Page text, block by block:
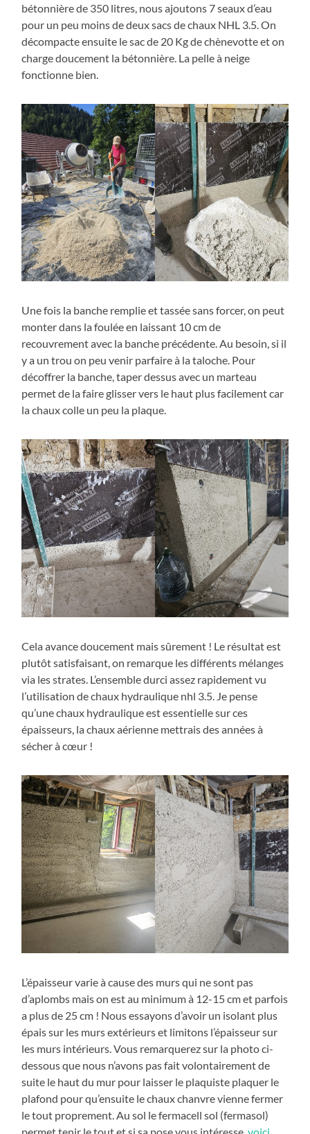
bétonnière de 350 litres, nous ajoutons 7 seaux d’eau
pour un peu moins de deux sacs de chaux NHL 3.5. On
décompacte ensuite le sac de 20 Kg de chènevotte et on
charge doucement la bétonnière. La pelle à neige
fonctionne bien.
Une fois la banche remplie et tassée sans forcer, on peut
monter dans la foulée en laissant 10 cm de
recouvrement avec la banche précédente. Au besoin, si il
y a un trou on peu venir parfaire à la taloche. Pour
décoffrer la banche, taper dessus avec un marteau
permet de la faire glisser vers le haut plus facilement car
la chaux colle un peu la plaque.
Cela avance doucement mais sûrement ! Le résultat est
plutôt satisfaisant, on remarque les différents mélanges
via les strates. L’ensemble durci assez rapidement vu
l’utilisation de chaux hydraulique nhl 3.5. Je pense
qu’une chaux hydraulique est essentielle sur ces
épaisseurs, la chaux aérienne mettrais des années à
sécher à cœur !
L’épaisseur varie à cause des murs qui ne sont pas
d’aplombs mais on est au minimum à 12-15 cm et parfois
a plus de 25 cm ! Nous essayons d’avoir un isolant plus
épais sur les murs extérieurs et limitons l’épaisseur sur
les murs intérieurs. Vous remarquerez sur la photo ci-
dessous que nous n’avons pas fait volontairement de
suite le haut du mur pour laisser le plaquiste plaquer le
plafond pour qu’ensuite le chaux chanvre vienne fermer
le tout proprement. Au sol le fermacell sol (fermasol)